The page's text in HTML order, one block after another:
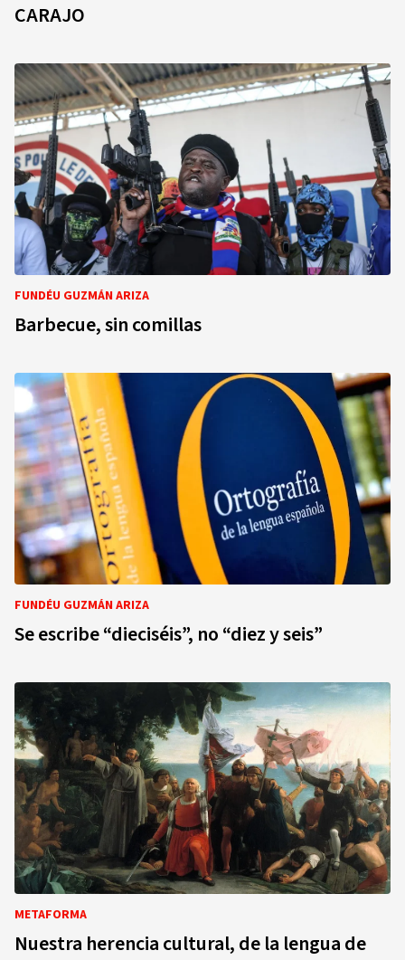
CARAJO
FUNDÉU GUZMÁN ARIZA
Barbecue, sin comillas
FUNDÉU GUZMÁN ARIZA
Se escribe “dieciséis”, no “diez y seis”
METAFORMA
Nuestra herencia cultural, de la lengua de